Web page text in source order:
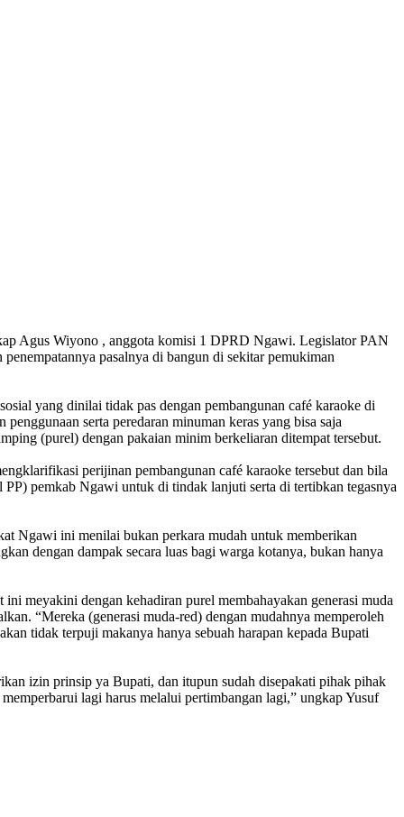
Agus Wiyono , anggota komisi 1 DPRD Ngawi. Legislator PAN
pasalnya di bangun di sekitar pemukiman
yang dinilai tidak pas dengan pembangunan café karaoke di
serta peredaran minuman keras yang bisa saja
(purel) dengan pakaian minim berkeliaran ditempat tersebut.
perijinan pembangunan café karaoke tersebut dan bila
pemkab Ngawi untuk di tindak lanjuti serta di tertibkan tegasnya
Ngawi ini menilai bukan perkara mudah untuk memberikan
dengan dampak secara luas bagi warga kotanya, bukan hanya
meyakini dengan kehadiran purel membahayakan generasi muda
“Mereka (generasi muda-red) dengan mudahnya memperoleh
tidak terpuji makanya hanya sebuah harapan kepada Bupati
izin prinsip ya Bupati, dan itupun sudah disepakati pihak pihak
lagi harus melalui pertimbangan lagi,” ungkap Yusuf